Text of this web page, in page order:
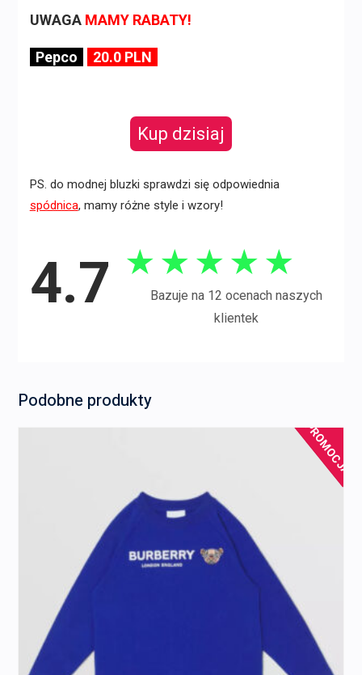
UWAGA MAMY RABATY!
Pepco 20.0 PLN
Kup dzisiaj
PS. do modnej bluzki sprawdzi się odpowiednia
spódnica, mamy różne style i wzory!
4.7 ★ ★ ★ ★ ★
Bazuje na 12 ocenach naszych
klientek
Podobne produkty
PROMOCJA!